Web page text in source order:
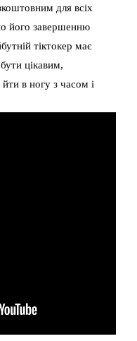
для всіх
його завершенню
тіктокер має
цікавим,
в ногу з часом і